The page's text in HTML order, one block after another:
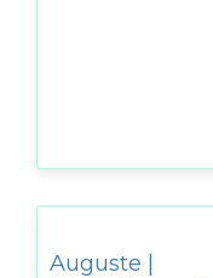
Auguste |